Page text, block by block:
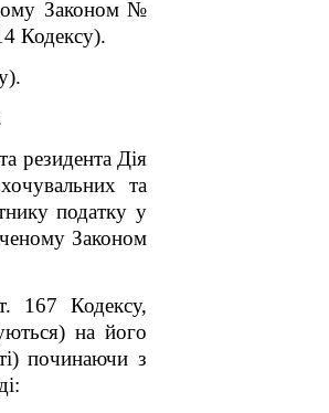
Законом №
Кодексу).
резидента Дія
та
податку у
Законом
167 Кодексу,
на його
починаючи з